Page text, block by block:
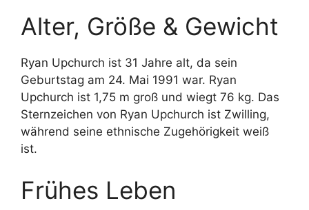
Alter, Größe & Gewicht
Ryan Upchurch ist 31 Jahre alt, da sein
Geburtstag am 24. Mai 1991 war. Ryan
Upchurch ist 1,75 m groß und wiegt 76 kg. Das
Sternzeichen von Ryan Upchurch ist Zwilling,
während seine ethnische Zugehörigkeit weiß
ist.
Frühes Leben